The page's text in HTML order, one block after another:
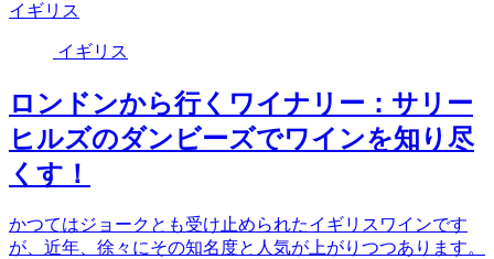
イギリス
イギリス
ロンドンから行くワイナリー：サリー
ヒルズのダンビーズでワインを知り尽
くす！
かつてはジョークとも受け止められたイギリスワインです
が、近年、徐々にその知名度と人気が上がりつつあります。